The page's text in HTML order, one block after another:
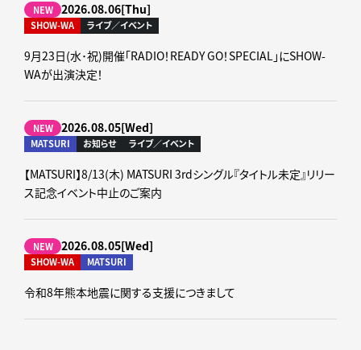
NEW 2026.08.06[Thu]
SHOW-WA ライブ／イベント
9月23日(水･祝)開催「RADIO！READY GO！SPECIAL」にSHOW-
WAが出演決定！
NEW 2026.08.05[Wed]
MATSURI お知らせ ライブ／イベント
【MATSURI】8/13(木) MATSURI 3rdシングル『タイトル未定』リリー
ス記念イベント中止のご案内
NEW 2026.08.05[Wed]
SHOW-WA MATSURI
令和8年熊本地震に関する支援につきまして